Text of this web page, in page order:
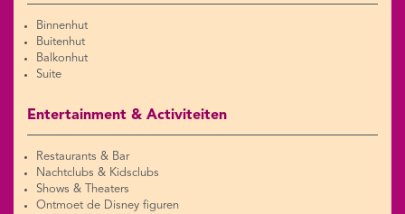
Binnenhut
Buitenhut
Balkonhut
Suite
Entertainment & Activiteiten
Restaurants & Bar
Nachtclubs & Kidsclubs
Shows & Theaters
Ontmoet de Disney figuren